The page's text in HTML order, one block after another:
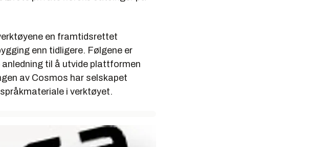
en framtidsrettet
enn tidligere. Følgene er
anledning til å utvide plattformen
av Cosmos har selskapet
i verktøyet.